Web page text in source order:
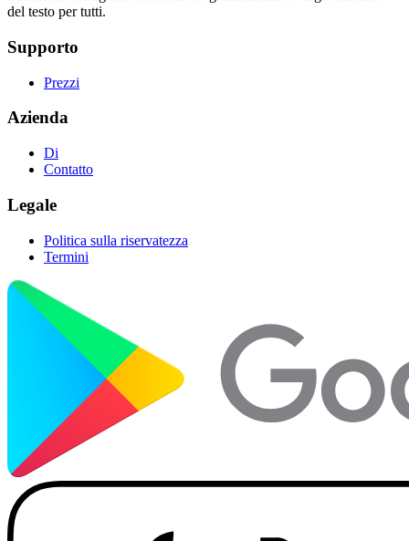
del testo per tutti.
Supporto
Prezzi
Azienda
Di
Contatto
Legale
Politica sulla riservatezza
Termini